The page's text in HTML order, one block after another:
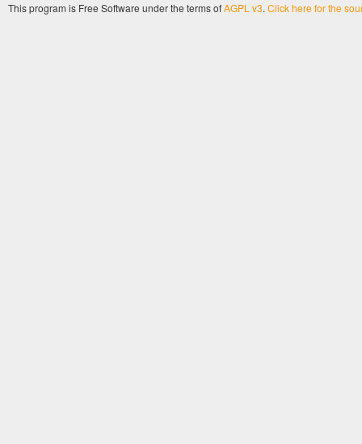
This program is Free Software under the terms ofAGPL v3. Click here for the